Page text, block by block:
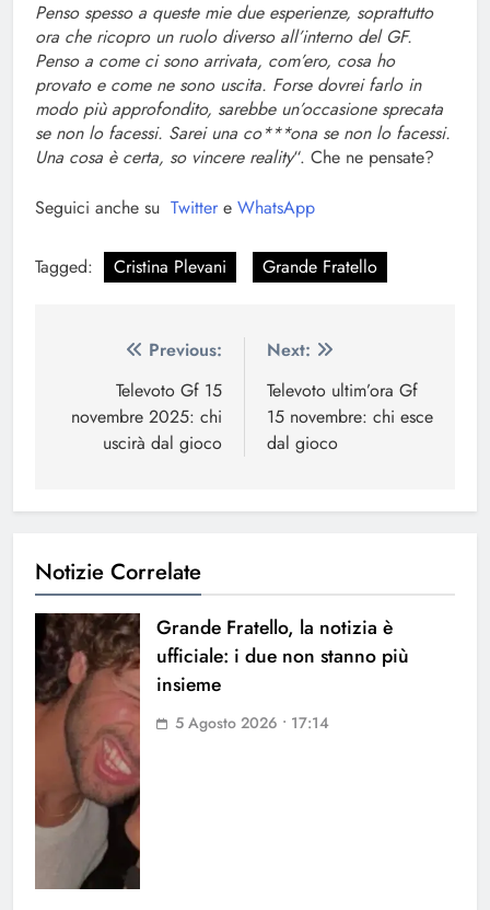
Penso spesso a queste mie due esperienze, soprattutto
ora che ricopro un ruolo diverso all’interno del GF.
Penso a come ci sono arrivata, com’ero, cosa ho
provato e come ne sono uscita. Forse dovrei farlo in
modo più approfondito, sarebbe un’occasione sprecata
se non lo facessi. Sarei una co***ona se non lo facessi.
Una cosa è certa, so vincere reality“. Che ne pensate?
Seguici anche su Twitter e WhatsApp
Tagged: Cristina Plevani Grande Fratello
Navigazione
articoli
Previous:
Televoto Gf 15
novembre 2025: chi
uscirà dal gioco
Next:
Televoto ultim’ora Gf
15 novembre: chi esce
dal gioco
Notizie Correlate
Grande Fratello, la notizia è
ufficiale: i due non stanno più
insieme
5 Agosto 2026 • 17:14